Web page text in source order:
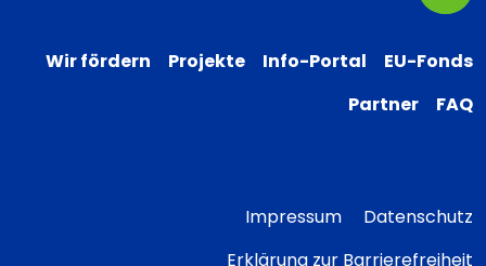
Wir fördern Projekte Info-Portal
EU-Fonds
Partner
FAQ
Impressum
Datenschutz
Erklärung zur Barrierefreiheit